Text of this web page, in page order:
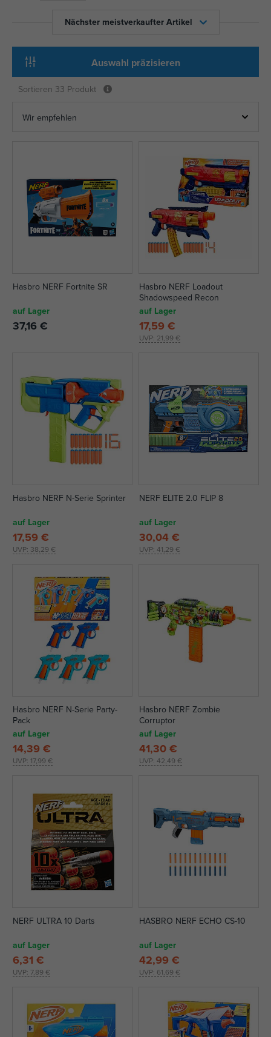
Nächster meistverkaufter Artikel
Auswahl präzisieren
Sortieren 33 Produkt
Hasbro NERF Fortnite SR
auf Lager
37,16 €
Hasbro NERF Loadout
Shadowspeed Recon
auf Lager
UVP: 21,99 €
17,59 €
Hasbro NERF N-Serie Sprinter
auf Lager
UVP: 38,29 €
17,59 €
NERF ELITE 2.0 FLIP 8
auf Lager
UVP: 41,29 €
30,04 €
Hasbro NERF N-Serie Party-
Pack
auf Lager
UVP: 17,99 €
14,39 €
Hasbro NERF Zombie
Corruptor
auf Lager
UVP: 42,49 €
41,30 €
NERF ULTRA 10 Darts
auf Lager
UVP: 7,89 €
6,31 €
HASBRO NERF ECHO CS-10
auf Lager
UVP: 61,69 €
42,99 €